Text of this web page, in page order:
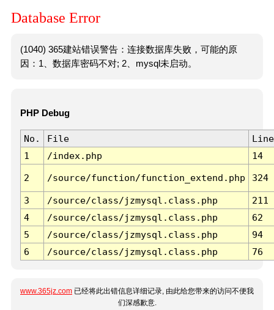
Database Error
(1040) 365建站错误警告：连接数据库失败，可能的原
因：1、数据库密码不对; 2、mysql未启动。
PHP Debug
No. File
Line
1
/index.php 14
2 /source/function/function_extend.php 324
3 /source/class/jzmysql.class.php
211
4
/source/class/jzmysql.class.php
62
5
/source/class/jzmysql.class.php
94
6
/source/class/jzmysql.class.php 76
www.365jz.com 已经将此出错信息详细记录, 由此给您带来的访问不便我
们深感歉意.